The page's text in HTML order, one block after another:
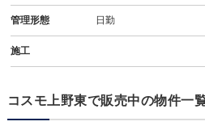
管理形態 日勤
施工
コスモ上野東で販売中の物件一